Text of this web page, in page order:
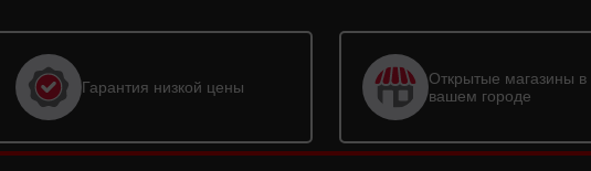
Гарантия низкой цены
Открытые магазины в
вашем городе